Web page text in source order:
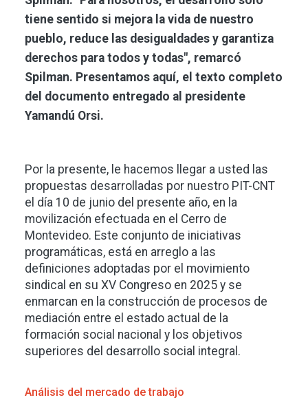
tiene sentido si mejora la vida de nuestro
pueblo, reduce las desigualdades y garantiza
derechos para todos y todas", remarcó
Spilman. Presentamos aquí, el texto completo
del documento entregado al presidente
Yamandú Orsi.
Por la presente, le hacemos llegar a usted las
propuestas desarrolladas por nuestro PIT-CNT
el día 10 de junio del presente año, en la
movilización efectuada en el Cerro de
Montevideo. Este conjunto de iniciativas
programáticas, está en arreglo a las
definiciones adoptadas por el movimiento
sindical en su XV Congreso en 2025 y se
enmarcan en la construcción de procesos de
mediación entre el estado actual de la
formación social nacional y los objetivos
superiores del desarrollo social integral.
Análisis del mercado de trabajo